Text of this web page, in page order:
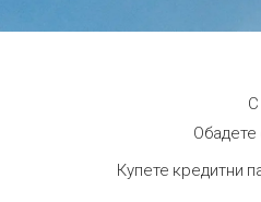
Обадете
Купете кредитни